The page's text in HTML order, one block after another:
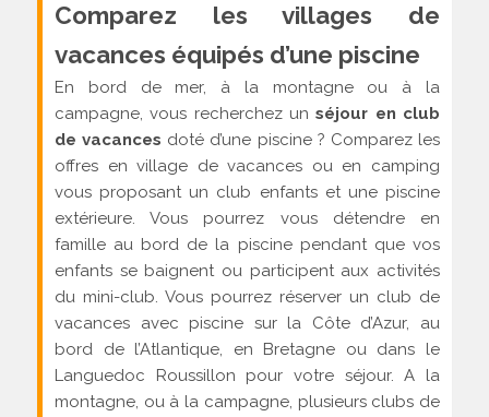
Comparez les villages de
vacances équipés d’une piscine
En bord de mer, à la montagne ou à la
campagne, vous recherchez unséjour en club
de vacances doté d’une piscine ? Comparez les
offres en village de vacances ou en camping
vous proposant un club enfants et une piscine
extérieure. Vous pourrez vous détendre en
famille au bord de la piscine pendant que vos
enfants se baignent ou participent aux activités
du mini-club. Vous pourrez réserver un club de
vacances avec piscine sur la Côte d’Azur, au
bord de l’Atlantique, en Bretagne ou dans le
Languedoc Roussillon pour votre séjour. A la
montagne, ou à la campagne, plusieurs clubs de